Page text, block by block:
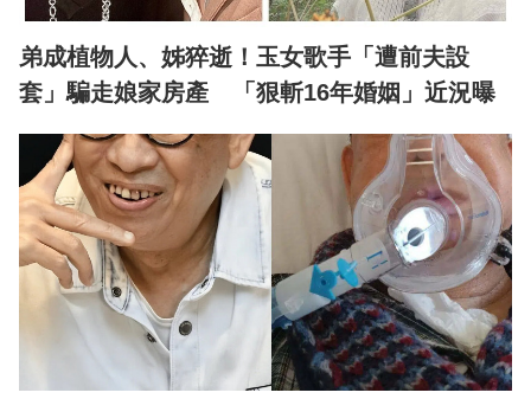
弟成植物人、姊猝逝！玉女歌手「遭前夫設
套」騙走娘家房產 「狠斬16年婚姻」近況曝